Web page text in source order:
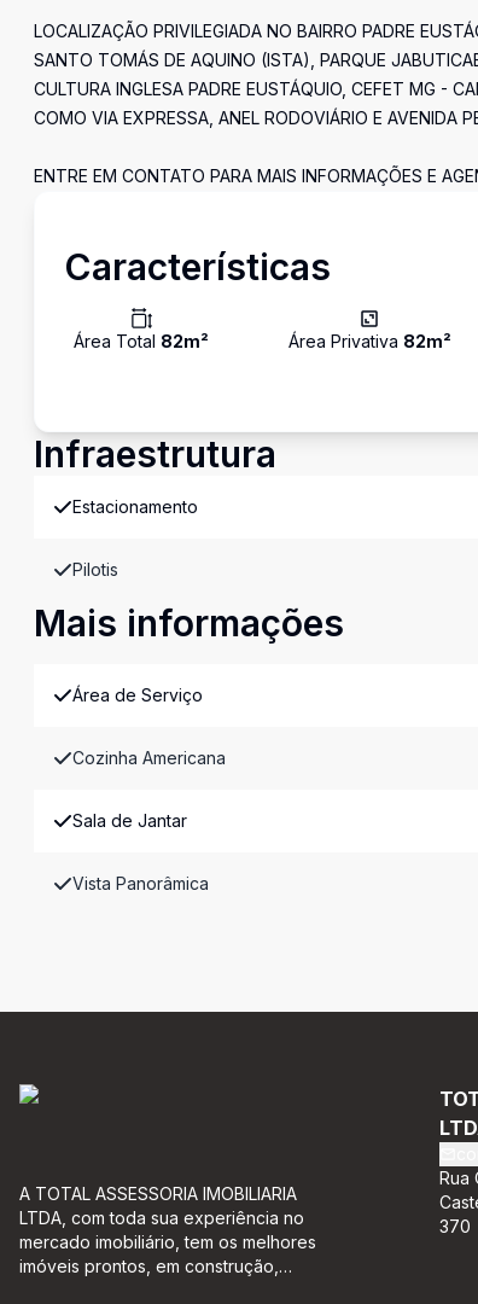
LOCALIZAÇÃO PRIVILEGIADA NO BAIRRO PADRE
SANTO TOMÁS DE AQUINO (ISTA), PARQUE
CULTURA INGLESA PADRE EUSTÁQUIO, CEFET MG -
COMO VIA EXPRESSA, ANEL RODOVIÁRIO E AVENIDA
ENTRE EM CONTATO PARA MAIS INFORMAÇÕES E
Características
Área Total 82m² Área Privativa 82m²
Infraestrutura
Estacionamento
Pilotis
Mais informações
Área de Serviço
Cozinha Americana
Sala de Jantar
Vista Panorâmica
A TOTAL ASSESSORIA IMOBILIARIA
LTDA, com toda sua experiência no
mercado imobiliário, tem os melhores
imóveis prontos, em construção,
Rua
370